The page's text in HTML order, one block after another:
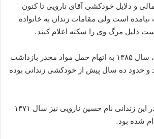
و دلایل خودکشی آقای نارویی تا کنون
است ولی مقامات زندان به خانواده
دلیل مرگ وی را سکته اعلام کنند.
امید نارویی، ۳۸ ساله، سال ۱۳۸۵ به اتهام حمل مواد مخدر بازداشت
و حدود ده سال پیش از خودکشی زندانی بوده
به گفته منابع هرانا، پدر این زندانی نام حسین نارویی نیز سال ۱۳۷۱
شده بود.